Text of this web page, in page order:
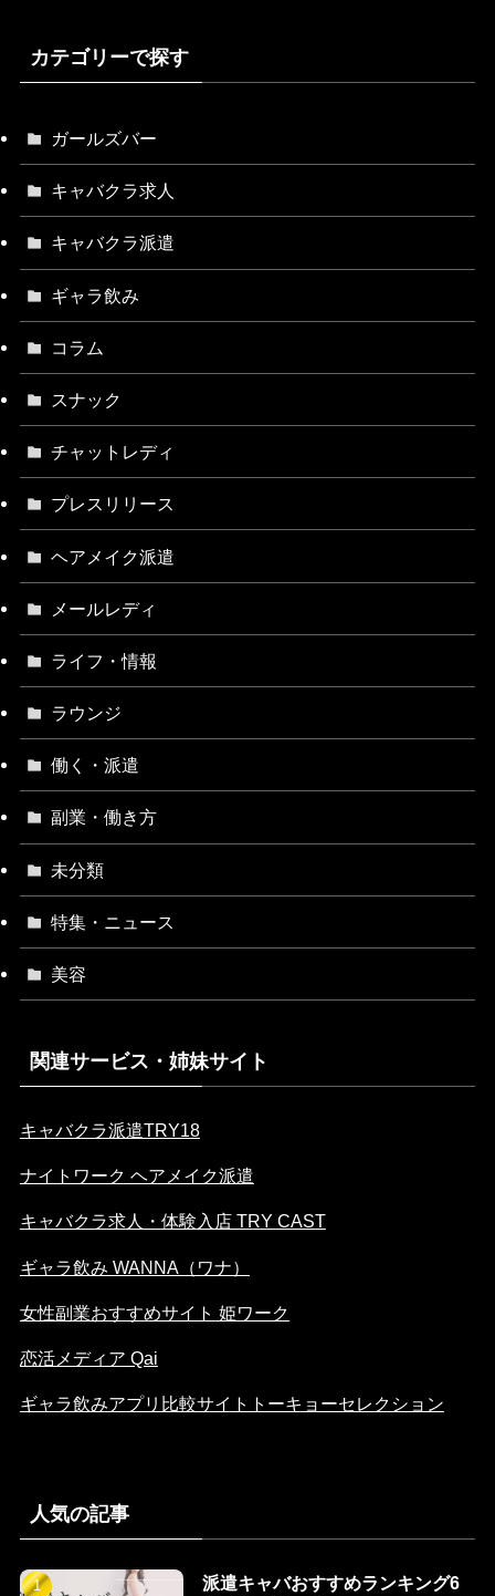
カテゴリーで探す
ガールズバー
キャバクラ求人
キャバクラ派遣
ギャラ飲み
コラム
スナック
チャットレディ
プレスリリース
ヘアメイク派遣
メールレディ
ライフ・情報
ラウンジ
働く・派遣
副業・働き方
未分類
特集・ニュース
美容
関連サービス・姉妹サイト
キャバクラ派遣TRY18
ナイトワーク ヘアメイク派遣
キャバクラ求人・体験入店 TRY CAST
ギャラ飲み WANNA（ワナ）
女性副業おすすめサイト 姫ワーク
恋活メディア Qai
ギャラ飲みアプリ比較サイトトーキョーセレクション
人気の記事
派遣キャバおすすめランキング6